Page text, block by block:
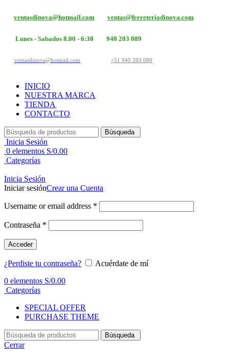
ventasdinova@hotmail.com ventas@ferreteriadinova.com
Lunes - Sabados 8.00 - 6:30 940 203 089
ventasdinova@hotmail.com +51 940 203 089
INICIO
NUESTRA MARCA
TIENDA
CONTACTO
Búsqueda
Inicia Sesión
0 elementos S/0.00
Categorías
Inicia Sesión
Iniciar sesiónCrear una Cuenta
Username or email address *
Contraseña *
Acceder
¿Perdiste tu contraseña?
Acuérdate de mí
0 elementos S/0.00
Categorías
SPECIAL OFFER
PURCHASE THEME
Búsqueda
Cerrar